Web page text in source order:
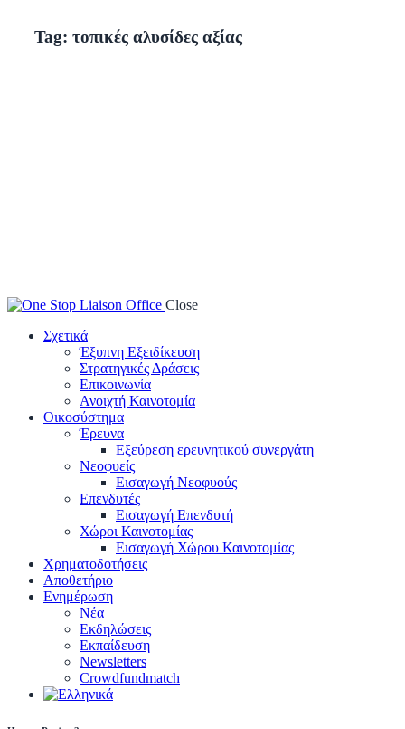
Tag: τοπικές αλυσίδες αξίας
Close
Σχετικά
Έξυπνη Εξειδίκευση
Στρατηγικές Δράσεις
Επικοινωνία
Ανοιχτή Καινοτομία
Οικοσύστημα
Έρευνα
Εξεύρεση ερευνητικού συνεργάτη
Νεοφυείς
Εισαγωγή Νεοφυούς
Επενδυτές
Εισαγωγή Επενδυτή
Χώροι Καινοτομίας
Εισαγωγή Χώρου Καινοτομίας
Χρηματοδοτήσεις
Αποθετήριο
Ενημέρωση
Νέα
Εκδηλώσεις
Εκπαίδευση
Newsletters
Crowdfundmatch